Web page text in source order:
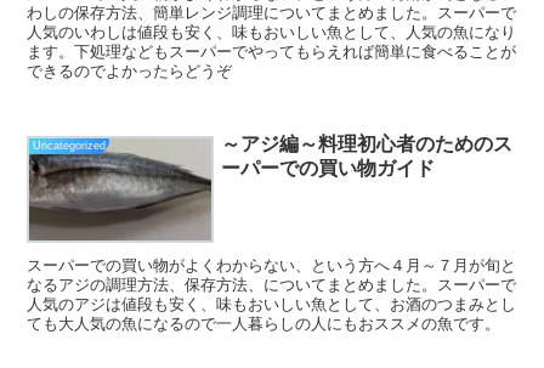
わしの保存方法、簡単レンジ調理についてまとめました。スーパーで
人気のいわしは値段も安く、味もおいしい魚として、人気の魚になり
ます。下処理などもスーパーでやってもらえれば簡単に食べることが
できるのでよかったらどうぞ
Uncategorized
～アジ編～料理初心者のためのス
ーパーでの買い物ガイド
スーパーでの買い物がよくわからない、という方へ４月～７月が旬と
なるアジの調理方法、保存方法、についてまとめました。スーパーで
人気のアジは値段も安く、味もおいしい魚として、お酒のつまみとし
ても大人気の魚になるので一人暮らしの人にもおススメの魚です。